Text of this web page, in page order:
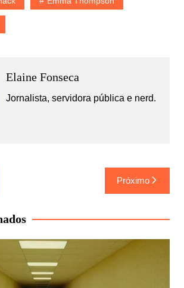
Elaine Fonseca
Jornalista, servidora pública e nerd.
Próximo